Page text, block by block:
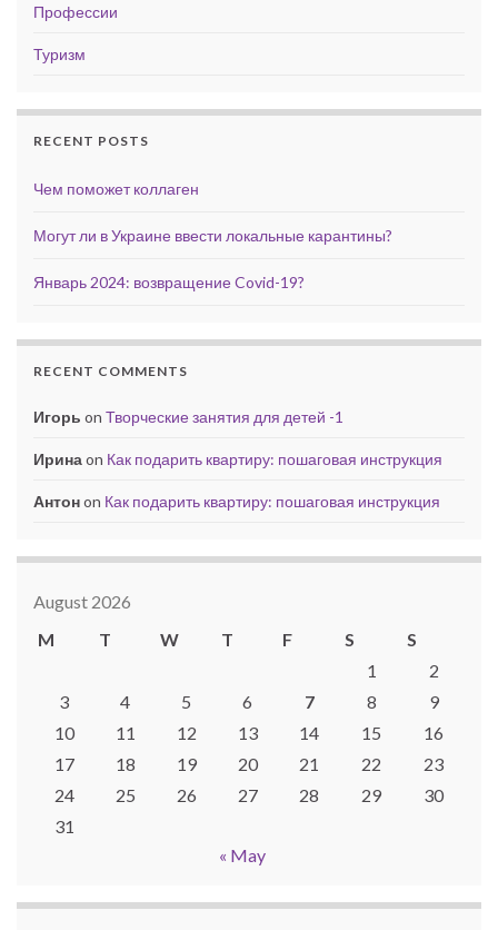
Профессии
Туризм
RECENT POSTS
Чем поможет коллаген
Могут ли в Украине ввести локальные карантины?
Январь 2024: возвращение Covid-19?
RECENT COMMENTS
Игорь on Творческие занятия для детей -1
Иринаon Как подарить квартиру: пошаговая инструкция
Антонon Как подарить квартиру: пошаговая инструкция
August 2026
M
T W T F S
S
1
2
3
4 5 6 7 8
9
10
11 12 13 14 15
16
17
18 19 20 21 22
23
24
25 26 27 28 29
30
31
« May